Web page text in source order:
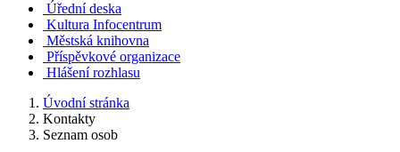
Úřední deska
Kultura Infocentrum
Městská knihovna
Příspěvkové organizace
Hlášení rozhlasu
Úvodní stránka
Kontakty
Seznam osob